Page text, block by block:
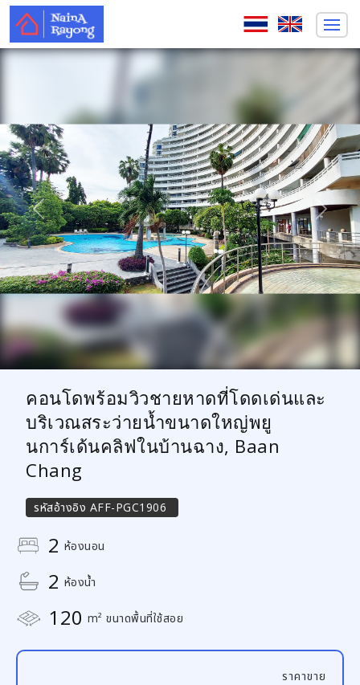
ก่อนหน้า ถัดไป
คอนโดพร้อมวิวชายหาดที่โดดเด่นและ
บริเวณสระว่ายน้ำขนาดใหญ่พยู
นการ์เด้นคลิฟในบ้านฉาง, Baan
Chang
รหัสอ้างอิง AFF-PGC1906
2 ห้องนอน
2 ห้องน้ำ
120 m² ขนาดพื้นที่ใช้สอย
ราคาขาย